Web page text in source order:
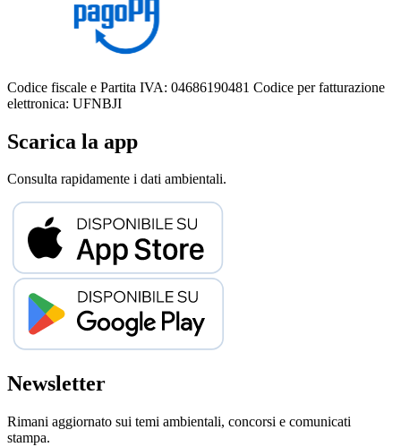
Codice fiscale e Partita IVA: 04686190481 Codice per fatturazione
elettronica: UFNBJI
Scarica la app
Consulta rapidamente i dati ambientali.
Newsletter
Rimani aggiornato sui temi ambientali, concorsi e comunicati
stampa.